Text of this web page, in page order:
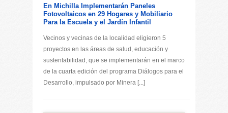
En Michilla Implementarán Paneles
Fotovoltaicos en 29 Hogares y Mobiliario
Para la Escuela y el Jardín Infantil
Vecinos y vecinas de la localidad eligieron 5
proyectos en las áreas de salud, educación y
sustentabilidad, que se implementarán en el marco
de la cuarta edición del programa Diálogos para el
Desarrollo, impulsado por Minera [...]